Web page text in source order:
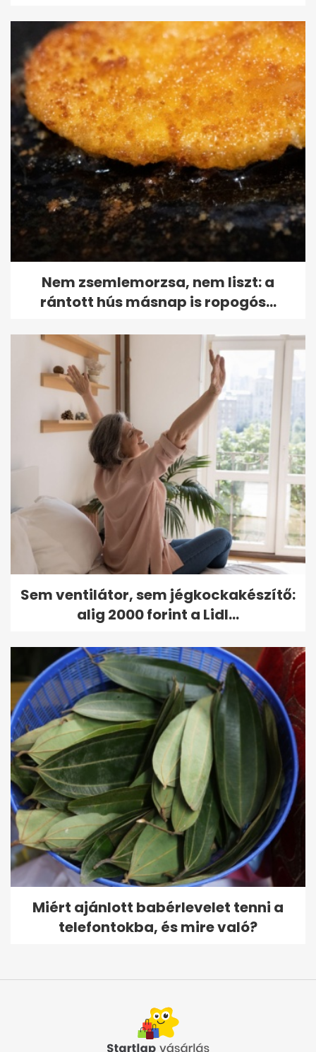
Nem zsemlemorzsa, nem liszt: a
rántott hús másnap is ropogós...
Sem ventilátor, sem jégkockakészítő:
alig 2000 forint a Lidl...
Miért ajánlott babérlevelet tenni a
telefontokba, és mire való?